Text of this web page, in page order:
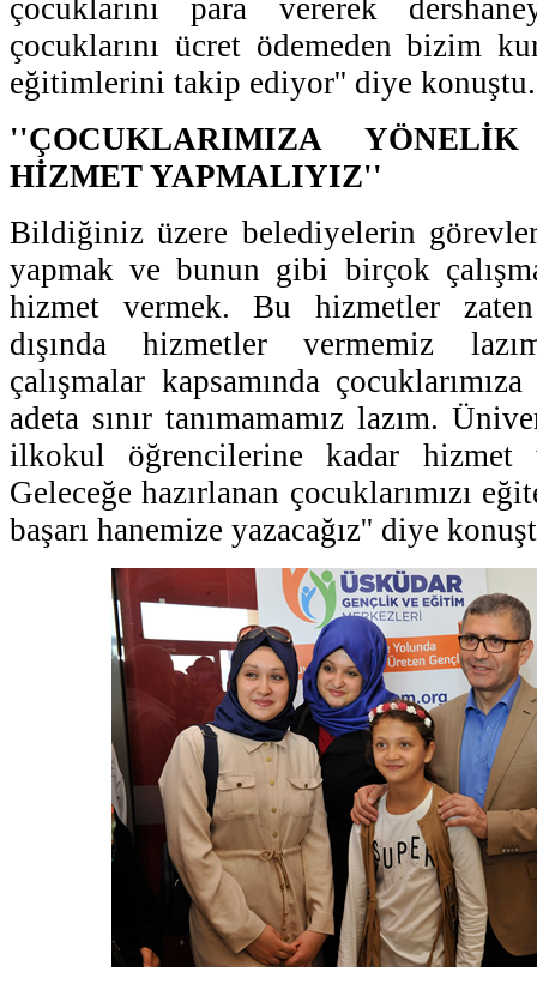
çocuklarını para vererek
çocuklarını ücret ödemeden bizim
eğitimlerini takip ediyor'' diye konuştu.
''ÇOCUKLARIMIZA
HİZMET YAPMALIYIZ''
Bildiğiniz üzere belediyelerin
yapmak ve bunun gibi birçok
hizmet vermek. Bu hizmetler zaten
dışında hizmetler vermemiz
çalışmalar kapsamında
adeta sınır tanımamamız lazım.
ilkokul öğrencilerine kadar hizmet
Geleceğe hazırlanan çocuklarımızı
başarı hanemize yazacağız'' diye